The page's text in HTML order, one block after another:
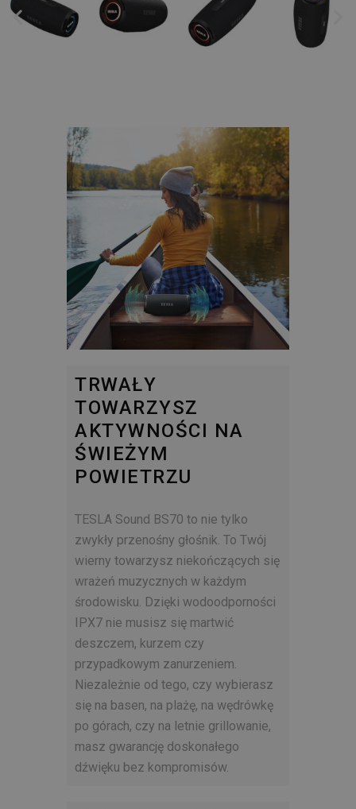
TRWAŁY
TOWARZYSZ
AKTYWNOŚCI NA
ŚWIEŻYM
POWIETRZU
TESLA Sound BS70 to nie tylko
zwykły przenośny głośnik. To Twój
wierny towarzysz niekończących się
wrażeń muzycznych w każdym
środowisku. Dzięki wodoodporności
IPX7 nie musisz się martwić
deszczem, kurzem czy
przypadkowym zanurzeniem.
Niezależnie od tego, czy wybierasz
się na basen, na plażę, na wędrówkę
po górach, czy na letnie grillowanie,
masz gwarancję doskonałego
dźwięku bez kompromisów.